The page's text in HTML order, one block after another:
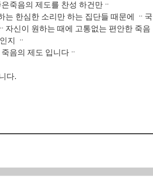
죽음의 제도를 찬성 하건만ᆢ
한심한 소리만 하는 집단들 때문에 ᆢ
신이 원하는 때에 고통없는 편안한 죽음
지 ᆢ
음의 제도 입니다ᆢ
다.